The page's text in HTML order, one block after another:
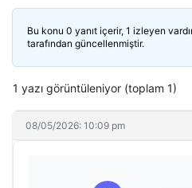
Bu konu 0 yanıt içerir, 1 izleyen
tarafından güncellenmiştir.
1 yazı görüntüleniyor (toplam 1)
08/05/2026: 10:09 pm